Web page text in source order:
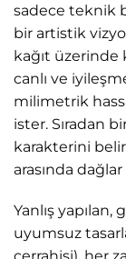
sadece teknik
bir artistik
kağıt
canlı ve
milimetrik
ister. Sıradan
karakterini
arasında
Yanlış
uyumsuz